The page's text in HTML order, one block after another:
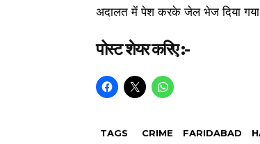
अदालत में पेश करके जेल भेज दिया
पोस्ट शेयर करिए :-
TAGS CRIME FARIDABAD